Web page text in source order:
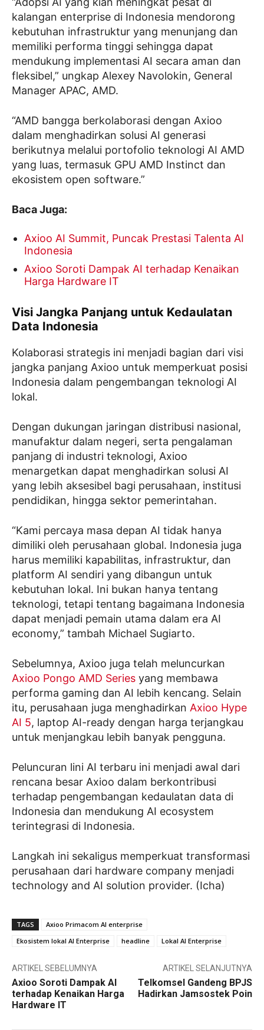
kalangan enterprise di Indonesia mendorong
kebutuhan infrastruktur yang menunjang dan
memiliki performa tinggi sehingga dapat
mendukung implementasi AI secara aman dan
fleksibel,” ungkap Alexey Navolokin, General
Manager APAC, AMD.
“AMD bangga berkolaborasi dengan Axioo
dalam menghadirkan solusi AI generasi
berikutnya melalui portofolio teknologi AI AMD
yang luas, termasuk GPU AMD Instinct dan
ekosistem open software.”
Baca Juga:
Axioo AI Summit, Puncak Prestasi Talenta AI
Indonesia
Axioo Soroti Dampak AI terhadap Kenaikan
Harga Hardware IT
Visi Jangka Panjang untuk Kedaulatan
Data Indonesia
Kolaborasi strategis ini menjadi bagian dari visi
jangka panjang Axioo untuk memperkuat posisi
Indonesia dalam pengembangan teknologi AI
lokal.
Dengan dukungan jaringan distribusi nasional,
manufaktur dalam negeri, serta pengalaman
panjang di industri teknologi, Axioo
menargetkan dapat menghadirkan solusi AI
yang lebih aksesibel bagi perusahaan, institusi
pendidikan, hingga sektor pemerintahan.
“Kami percaya masa depan AI tidak hanya
dimiliki oleh perusahaan global. Indonesia juga
harus memiliki kapabilitas, infrastruktur, dan
platform AI sendiri yang dibangun untuk
kebutuhan lokal. Ini bukan hanya tentang
teknologi, tetapi tentang bagaimana Indonesia
dapat menjadi pemain utama dalam era AI
economy,” tambah Michael Sugiarto.
Sebelumnya, Axioo juga telah meluncurkan
Axioo Pongo AMD Series yang membawa
performa gaming dan AI lebih kencang. Selain
itu, perusahaan juga menghadirkan Axioo Hype
AI 5, laptop AI-ready dengan harga terjangkau
untuk menjangkau lebih banyak pengguna.
Peluncuran lini AI terbaru ini menjadi awal dari
rencana besar Axioo dalam berkontribusi
terhadap pengembangan kedaulatan data di
Indonesia dan mendukung AI ecosystem
terintegrasi di Indonesia.
Langkah ini sekaligus memperkuat transformasi
perusahaan dari hardware company menjadi
technology and AI solution provider. (Icha)
TAGS
Axioo Primacom AI enterprise
Ekosistem lokal AI Enterprise
headline Lokal AI Enterprise
ARTIKEL SEBELUMNYA
Axioo Soroti Dampak AI
terhadap Kenaikan Harga
Hardware IT
ARTIKEL SELANJUTNYA
Telkomsel Gandeng BPJS
Hadirkan Jamsostek Poin